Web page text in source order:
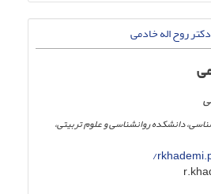
دانشکده روانشناسی و علوم تربیتی،